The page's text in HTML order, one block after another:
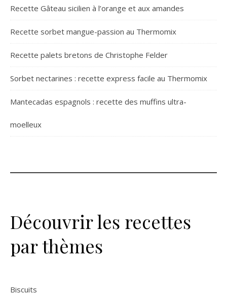
Recette Gâteau sicilien à l’orange et aux amandes
Recette sorbet mangue-passion au Thermomix
Recette palets bretons de Christophe Felder
Sorbet nectarines : recette express facile au Thermomix
Mantecadas espagnols : recette des muffins ultra-
moelleux
Découvrir les recettes
par thèmes
Biscuits